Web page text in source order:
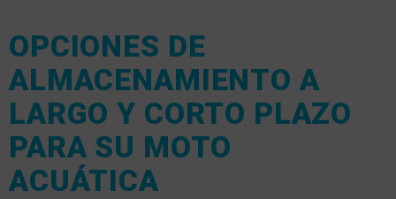
OPCIONES DE
ALMACENAMIENTO A
LARGO Y CORTO PLAZO
PARA SU MOTO
ACUÁTICA